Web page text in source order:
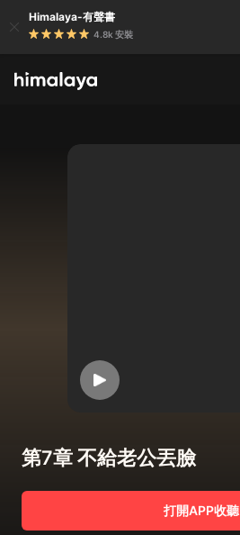
Himalaya-有聲書
4.8k 安裝
第7章 不給老公丟臉
打開APP收聽